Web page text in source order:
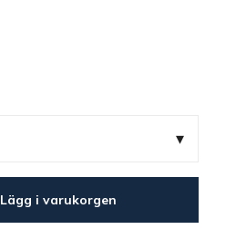
▾
Lägg i varukorgen